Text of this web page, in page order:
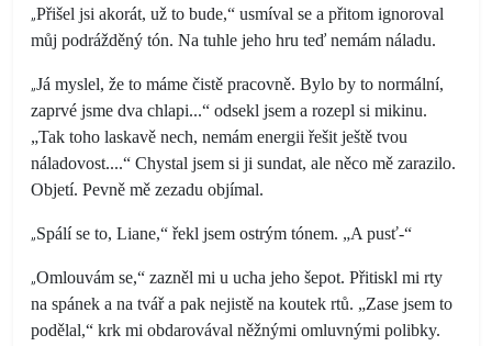
„Přišel jsi akorát, už to bude,“ usmíval se a přitom ignoroval
můj podrážděný tón. Na tuhle jeho hru teď nemám náladu.
„Já myslel, že to máme čistě pracovně. Bylo by to normální,
zaprvé jsme dva chlapi...“ odsekl jsem a rozepl si mikinu.
„Tak toho laskavě nech, nemám energii řešit ještě tvou
náladovost....“ Chystal jsem si ji sundat, ale něco mě zarazilo.
Objetí. Pevně mě zezadu objímal.
„Spálí se to, Liane,“ řekl jsem ostrým tónem. „A pusť-“
„Omlouvám se,“ zazněl mi u ucha jeho šepot. Přitiskl mi rty
na spánek a na tvář a pak nejistě na koutek rtů. „Zase jsem to
podělal,“ krk mi obdarovával něžnými omluvnými polibky.